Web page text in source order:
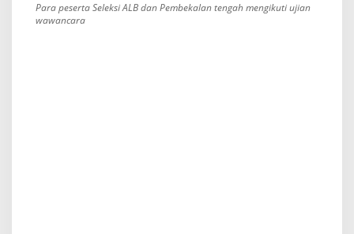
Para peserta Seleksi ALB dan Pembekalan tengah mengikuti ujian
wawancara